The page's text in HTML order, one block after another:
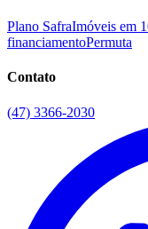
Plano SafraImóveis em
financiamentoPermuta
Contato
(47) 3366-2030